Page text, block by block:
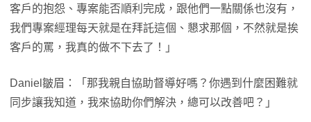
客戶的抱怨、專案能否順利完成，跟他們一點關係也沒有，
我們專案經理每天就是在拜託這個、懇求那個，不然就是挨
客戶的罵，我真的做不下去了！」
Daniel皺眉：「那我親自協助督導好嗎？你遇到什麼困難就
同步讓我知道，我來協助你們解決，總可以改善吧？」